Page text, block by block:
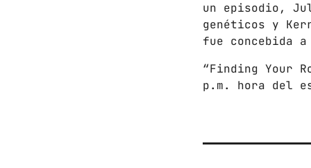
un episodio,
genéticos y
fue concebida
“Finding Your
p.m. hora del